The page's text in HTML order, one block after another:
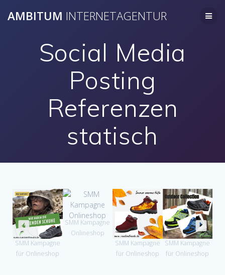
AMBITUM INTERNETAGENTUR
Social Media
Posting
Referenzen
statisch
SMM Kampagne
für Onlineshop
SMM Kampagne
Onlineshop
SMM Kampagne
für Onlineshop
SMM Kampagne
für Onlineshop